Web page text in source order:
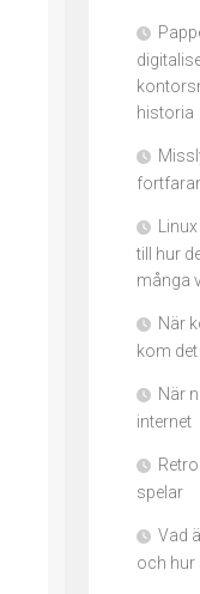
historia
till hur
många
När
kom det
När
internet
spelar
Vad
och hur